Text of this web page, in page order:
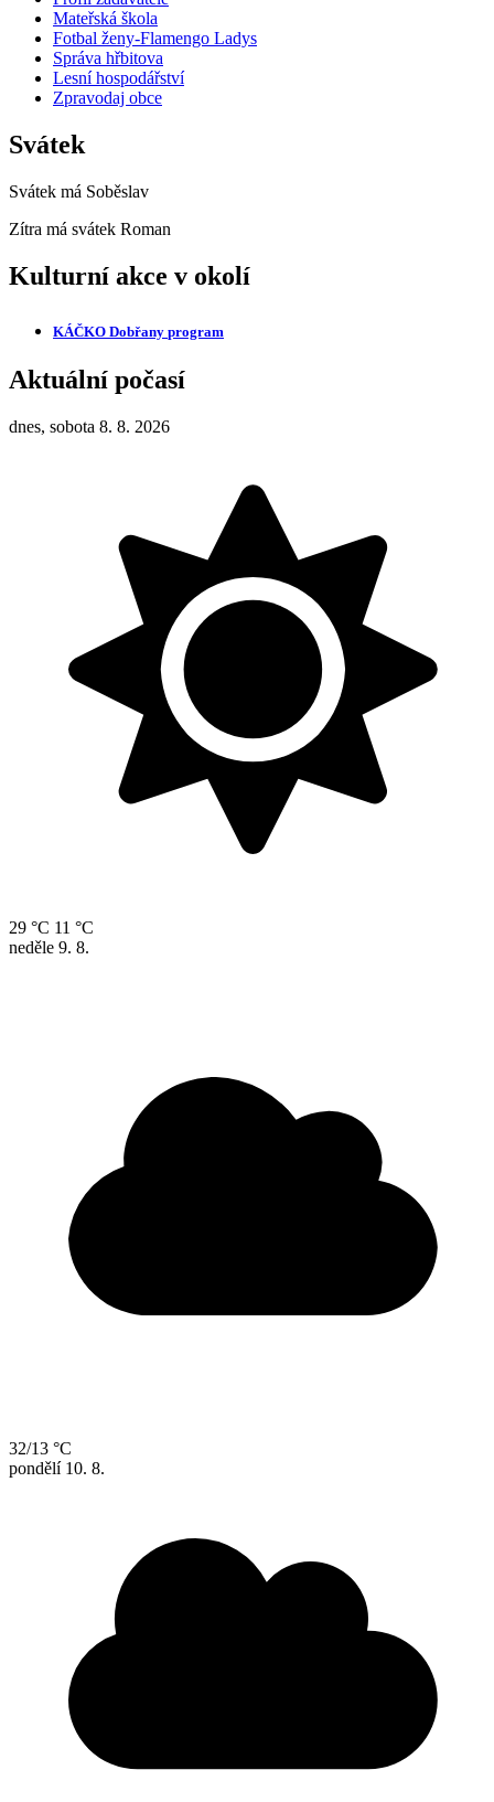
Mateřská škola
Fotbal ženy-Flamengo Ladys
Správa hřbitova
Lesní hospodářství
Zpravodaj obce
Svátek
Svátek má Soběslav
Zítra má svátek Roman
Kulturní akce v okolí
KÁČKO Dobřany program
Aktuální počasí
dnes, sobota 8. 8. 2026
29 °C 11 °C
neděle 9. 8.
32/13 °C
pondělí 10. 8.